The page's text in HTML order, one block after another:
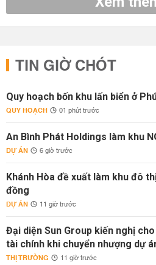
TIN GIỜ CHÓT
Quy hoạch bốn khu lấn biển ở
QUY HOẠCH 01 phút trước
An Bình Phát Holdings làm khu
DỰ ÁN 6 giờ trước
Khánh Hòa đề xuất làm khu đô
đồng
DỰ ÁN 11 giờ trước
Đại diện Sun Group kiến nghị
tài chính khi chuyển nhượng dự
THỊ TRƯỜNG 11 giờ trước